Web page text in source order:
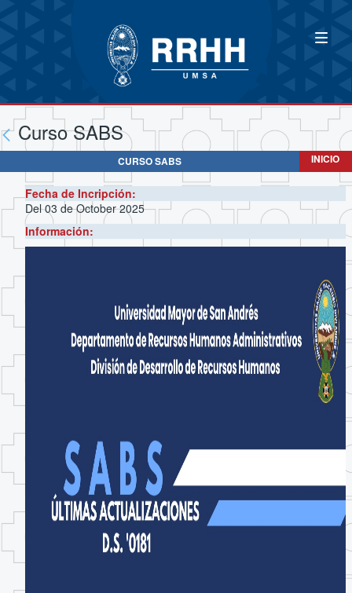
Curso SABS
CURSO SABS INICIO
Fecha de Incripción:
Del 03 de October 2025
Información: